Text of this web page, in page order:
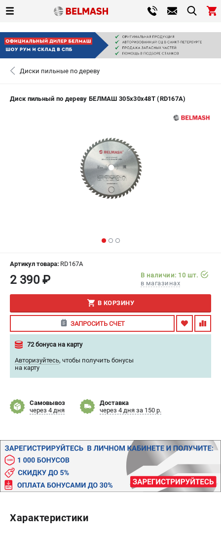
СЕРВИС
САНКТ-ПЕТЕРБУРГ
0
Сервисный центр
Гарантия
Правила обмена и возврата
ИНФОРМАЦИЯ
Контакты
Способы оплаты
О бренде
Политика обработки персональных данных
Новости
Бонусная программа
Как нас найти
Диски пильные по дереву
Диск пильный по дереву БЕЛМАШ 305x30x48T (RD167A)
Артикул товара: RD167A
2 390 ₽
В наличии: 10 шт.
в магазинах
В КОРЗИНУ
ЗАПРОСИТЬ СЧЕТ
72 бонуса на карту
Авторизуйтесь, чтобы получить бонусы
на карту
Самовывоз
через 4 дня
Доставка
через 4 дня за 150 р.
Характеристики